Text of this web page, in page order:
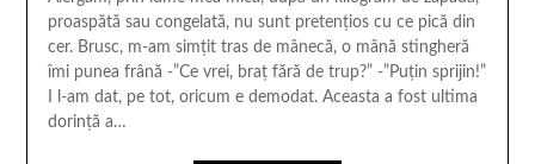
proaspătă sau congelată, nu sunt pretenţios cu ce pică din
cer. Brusc, m-am simţit tras de mânecă, o mână stingheră
îmi punea frână -”Ce vrei, braţ fără de trup?” -”Puţin sprijin!”
I l-am dat, pe tot, oricum e demodat. Aceasta a fost ultima
dorinţă a…